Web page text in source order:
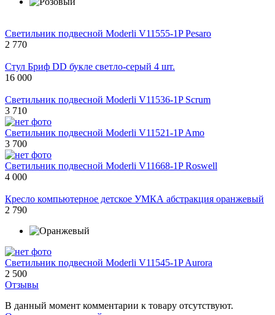
Светильник подвесной Moderli V11555-1P Pesaro
2 770
Стул Бриф DD букле светло-серый 4 шт.
16 000
Светильник подвесной Moderli V11536-1P Scrum
3 710
Светильник подвесной Moderli V11521-1P Amo
3 700
Светильник подвесной Moderli V11668-1P Roswell
4 000
Кресло компьютерное детское УМКА абстракция оранжевый
2 790
Светильник подвесной Moderli V11545-1P Aurora
2 500
Отзывы
В данный момент комментарии к товару отсутствуют.